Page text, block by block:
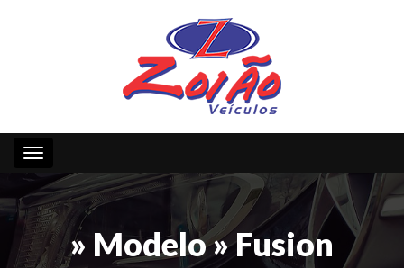
Toggle navigation
» Modelo » Fusion